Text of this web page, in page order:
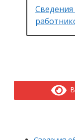
Сведения